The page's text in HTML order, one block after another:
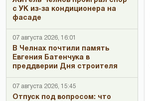
с УК из-за кондиционера на
фасаде
07 августа 2026, 16:01
В Челнах почтили память
Евгения Батенчука в
преддверии Дня строителя
07 августа 2026, 15:45
Отпуск под вопросом: что